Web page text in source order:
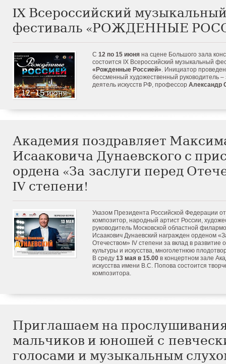
IX Всероссийский
фестиваль «РОЖДЕННЫЕ
С 12 по 15 июня на сцене Большого зала
состоится IX Всероссийский музыкальный
«Рожденные Россией». Инициатор
бессменный художественный руководитель
деятель искусств РФ, профессор Александр
Академия поздравляет
Исааковича Дунаевского с
ордена «За заслуги перед
IV степени!
Указом Президента Российской Федерации
композитор, народный артист России,
руководитель Московской областной
Исаакович Дунаевский награжден орденом
Отечеством» IV степени за вклад в развитие
культуры и искусства, многолетнюю
В среду 13 мая в 15.00 в концертном зале
искусства имени В.С. Попова состоится
композитора.
Приглашаем на
мальчиков и юношей с
голосами и музыкальным